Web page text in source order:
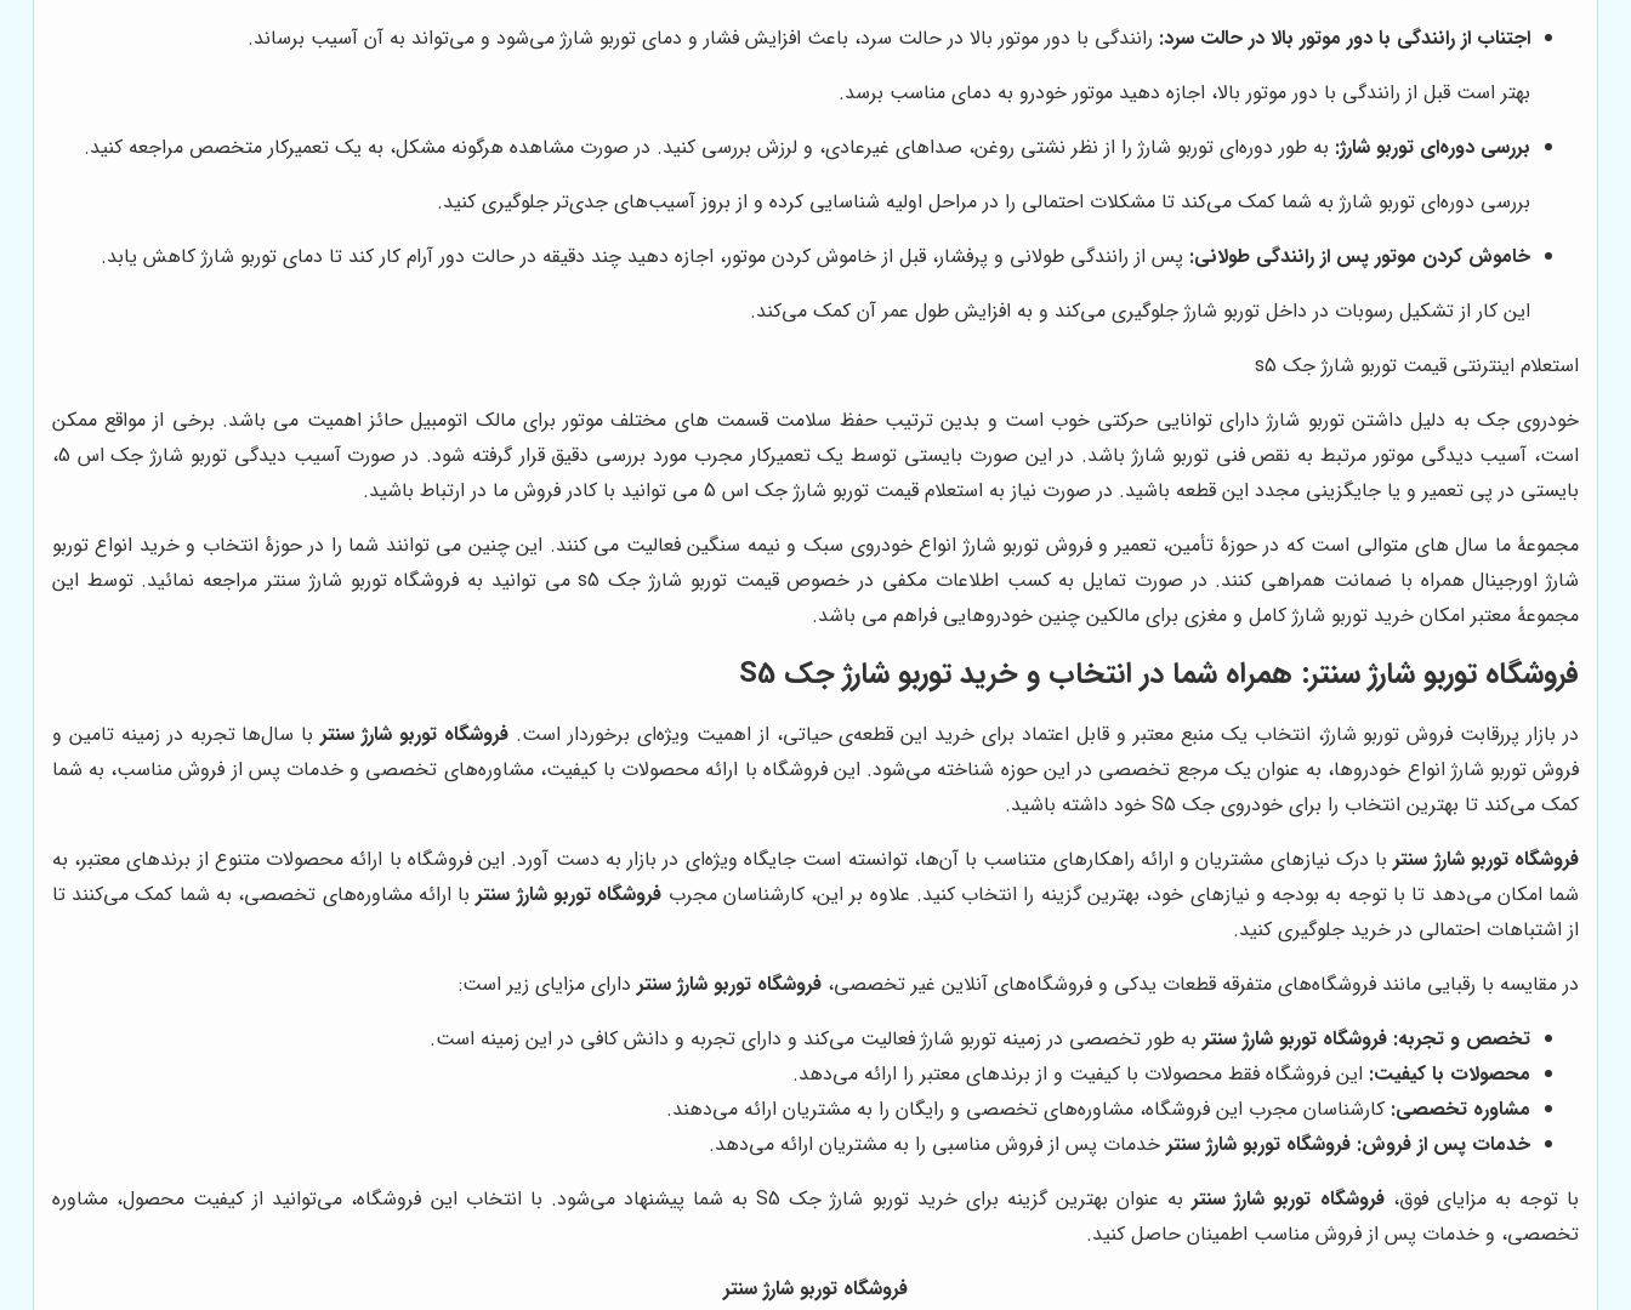
اجتناب از رانندگی با دور موتور بالا در حالت سرد: رانندگی با دور موتور بالا در حالت سرد، باعث افزایش فشار و دمای توربو شارژ می‌شود و می‌تواند به آن آسیب برساند.
بهتر است قبل از رانندگی با دور موتور بالا، اجازه دهید موتور خودرو به دمای مناسب برسد.
بررسی دوره‌ای توربو شارژ: به طور دوره‌ای توربو شارژ را از نظر نشتی روغن، صداهای غیرعادی، و لرزش بررسی کنید. در صورت مشاهده هرگونه مشکل، به یک تعمیرکار متخصص مراجعه کنید.
بررسی دوره‌ای توربو شارژ به شما کمک می‌کند تا مشکلات احتمالی را در مراحل اولیه شناسایی کرده و از بروز آسیب‌های جدی‌تر جلوگیری کنید.
خاموش کردن موتور پس از رانندگی طولانی: پس از رانندگی طولانی و پرفشار، قبل از خاموش کردن موتور، اجازه دهید چند دقیقه در حالت دور آرام کار کند تا دمای توربو شارژ کاهش یابد.
این کار از تشکیل رسوبات در داخل توربو شارژ جلوگیری می‌کند و به افزایش طول عمر آن کمک می‌کند.
استعلام اینترنتی قیمت توربو شارژ جک s5
خودروی جک به دلیل داشتن توربو شارژ دارای توانایی حرکتی خوب است و بدین ترتیب حفظ سلامت قسمت های مختلف موتور برای مالک اتومبیل حائز اهمیت می باشد. برخی از مواقع ممکن
است، آسیب دیدگی موتور مرتبط به نقص فنی توربو شارژ باشد. در این صورت بایستی توسط یک تعمیرکار مجرب مورد بررسی دقیق قرار گرفته شود. در صورت آسیب دیدگی توربو شارژ جک اس 5،
بایستی در پی تعمیر و یا جایگزینی مجدد این قطعه باشید. در صورت نیاز به استعلام قیمت توربو شارژ جک اس 5 می توانید با کادر فروش ما در ارتباط باشید.
مجموعۀ ما سال های متوالی است که در حوزۀ تأمین، تعمیر و فروش توربو شارژ انواع خودروی سبک و نیمه سنگین فعالیت می کنند. این چنین می توانند شما را در حوزۀ انتخاب و خرید انواع توربو
شارژ اورجینال همراه با ضمانت همراهی کنند. در صورت تمایل به کسب اطلاعات مکفی در خصوص قیمت توربو شارژ جک s5می توانید به فروشگاه توربو شارژ سنتر مراجعه نمائید. توسط این
مجموعۀ معتبر امکان خرید توربو شارژ کامل و مغزی برای مالکین چنین خودروهایی فراهم می باشد.
فروشگاه توربو شارژ سنتر: همراه شما در انتخاب و خرید توربو شارژ جک S5
در بازار پررقابت فروش توربو شارژ، انتخاب یک منبع معتبر و قابل اعتماد برای خرید این قطعه‌ی حیاتی، از اهمیت ویژه‌ای برخوردار است. فروشگاه توربو شارژ سنتر با سال‌ها تجربه در زمینه تامین و
فروش توربو شارژ انواع خودروها، به عنوان یک مرجع تخصصی در این حوزه شناخته می‌شود. این فروشگاه با ارائه محصولات با کیفیت، مشاوره‌های تخصصی و خدمات پس از فروش مناسب، به شما
کمک می‌کند تا بهترین انتخاب را برای خودروی جک S5 خود داشته باشید.
فروشگاه توربو شارژ سنتر با درک نیازهای مشتریان و ارائه راهکارهای متناسب با آن‌ها، توانسته است جایگاه ویژه‌ای در بازار به دست آورد. این فروشگاه با ارائه محصولات متنوع از برندهای معتبر، به
شما امکان می‌دهد تا با توجه به بودجه و نیازهای خود، بهترین گزینه را انتخاب کنید. علاوه بر این، کارشناسان مجرب فروشگاه توربو شارژ سنتر با ارائه مشاوره‌های تخصصی، به شما کمک می‌کنند تا
از اشتباهات احتمالی در خرید جلوگیری کنید.
در مقایسه با رقبایی مانند فروشگاه‌های متفرقه قطعات یدکی و فروشگاه‌های آنلاین غیر تخصصی، فروشگاه توربو شارژ سنتر دارای مزایای زیر است:
تخصص و تجربه: فروشگاه توربو شارژ سنتر به طور تخصصی در زمینه توربو شارژ فعالیت می‌کند و دارای تجربه و دانش کافی در این زمینه است.
محصولات با کیفیت: این فروشگاه فقط محصولات با کیفیت و از برندهای معتبر را ارائه می‌دهد.
مشاوره تخصصی: کارشناسان مجرب این فروشگاه، مشاوره‌های تخصصی و رایگان را به مشتریان ارائه می‌دهند.
خدمات پس از فروش: فروشگاه توربو شارژ سنتر خدمات پس از فروش مناسبی را به مشتریان ارائه می‌دهد.
با توجه به مزایای فوق،فروشگاه توربو شارژ سنتر
به عنوان بهترین گزینه برای خرید توربو شارژ جک S5 به شما پیشنهاد می‌شود. با انتخاب این فروشگاه، می‌توانید از کیفیت محصول، مشاوره
تخصصی، و خدمات پس از فروش مناسب اطمینان حاصل کنید.
فروشگاه توربو شارژ سنتر